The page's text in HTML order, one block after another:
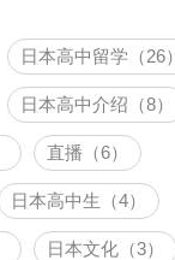
日本高中留学（26）
日本高中介绍（8）
直播（6）
日本高中生（4）
日本文化（3）